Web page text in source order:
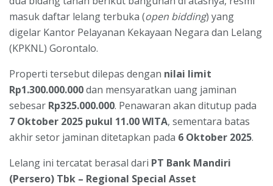
masuk daftar lelang terbuka (open bidding) yang
digelar Kantor Pelayanan Kekayaan Negara dan Lelang
(KPKNL) Gorontalo.
Properti tersebut dilepas dengan nilai limit
Rp1.300.000.000dan mensyaratkan uang jaminan
sebesar Rp325.000.000. Penawaran akan ditutup pada
7 Oktober 2025 pukul 11.00 WITA, sementara batas
akhir setor jaminan ditetapkan pada 6 Oktober 2025.
Lelang ini tercatat berasal dari PT Bank Mandiri
(Persero) Tbk – Regional Special Asset